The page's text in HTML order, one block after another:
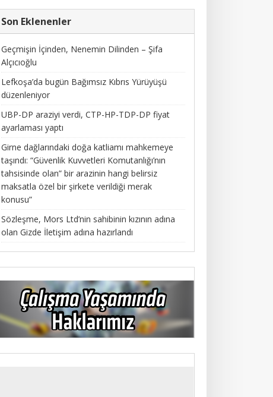
Son Eklenenler
Geçmişin İçinden, Nenemin Dilinden – Şifa
Alçıcıoğlu
Lefkoşa’da bugün Bağımsız Kıbrıs Yürüyüşü
düzenleniyor
UBP-DP araziyi verdi, CTP-HP-TDP-DP fiyat
ayarlaması yaptı
Girne dağlarındaki doğa katliamı mahkemeye
taşındı: “Güvenlik Kuvvetleri Komutanlığı’nın
tahsisinde olan” bir arazinin hangi belirsiz
maksatla özel bir şirkete verildiği merak
konusu”
Sözleşme, Mors Ltd’nin sahibinin kızının adına
olan Gizde İletişim adına hazırlandı